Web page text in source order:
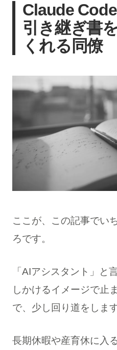
Claude
引き継ぎ書
くれる同僚
ここが、この記事でい
ろです。
「AIアシスタント」と
しかけるイメージで止
で、少し回り道をします
長期休暇や産育休に入